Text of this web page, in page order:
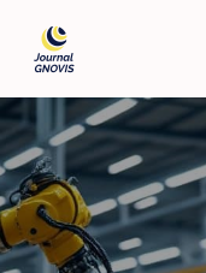
contenu